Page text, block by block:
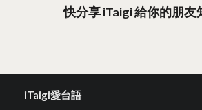
快分享 iTaigi 給你的朋友
iTaigi愛台語